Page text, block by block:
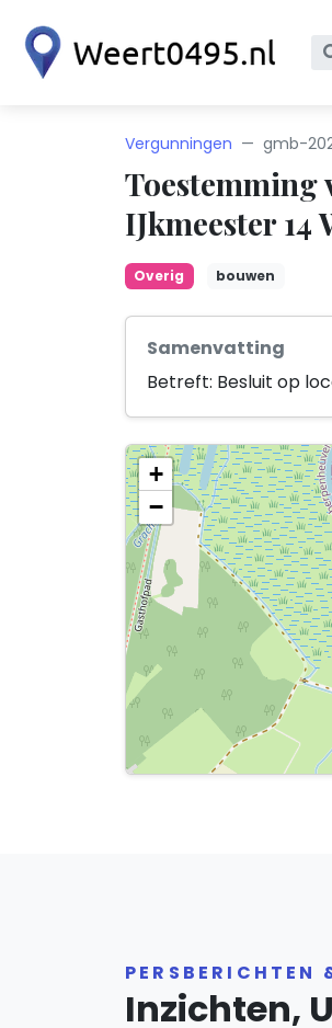
Vergunningen gmb-
Toestemming
IJkmeester 14
Overig bouwen
Samenvatting
Betreft: Besluit op
+
−
PERSBERICHTEN
Inzichten,